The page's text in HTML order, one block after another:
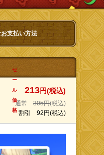
支払い方法
セ
ー
ル
価
格
213円(税込)
通常 305円(税込)
割引 92円(税込)